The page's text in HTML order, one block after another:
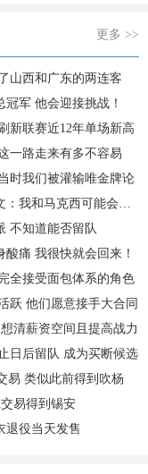
更多 >>
山西和广东的两连客
军 他会迎接挑战！
新联赛近12年单场新高
一路走来有多不容易
时我们被灌输唯金牌论
和马克西可能会参加
不知道能否留队
痛 我很快就会回来！
全接受面包体系的角色
跃 他们愿意接手大合同
清薪资空间且提高战力
日后留队 成为买断候选
易 类似此前得到吹杨
易得到锡安
退役当天发售